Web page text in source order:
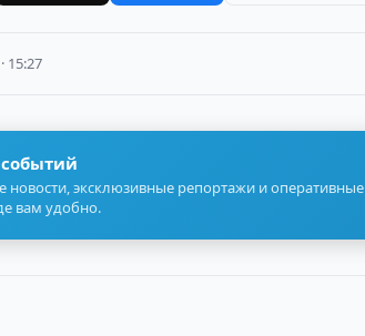
15:27
событий
новости, эксклюзивные репортажи и оперативные
вам удобно.